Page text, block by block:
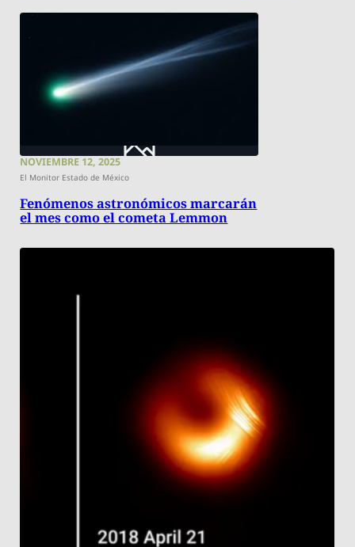
NOVIEMBRE 12, 2025
El Monitor Estado de México
Fenómenos astronómicos marcarán
el mes como el cometa Lemmon